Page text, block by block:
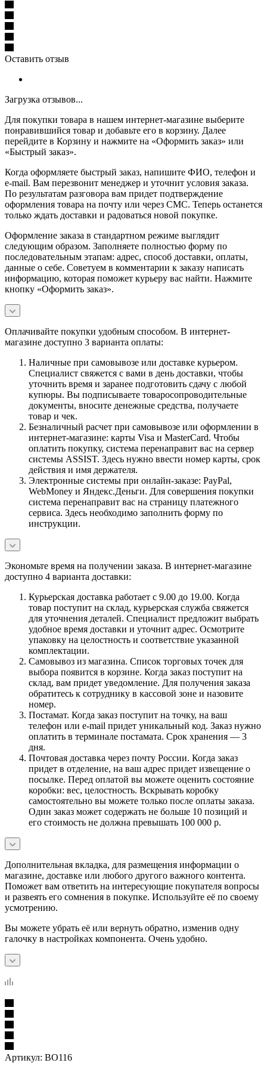
Оставить отзыв
Загрузка отзывов...
Для покупки товара в нашем интернет-магазине выберите
понравившийся товар и добавьте его в корзину. Далее
перейдите в Корзину и нажмите на «Оформить заказ» или
«Быстрый заказ».
Когда оформляете быстрый заказ, напишите ФИО, телефон и
e-mail. Вам перезвонит менеджер и уточнит условия заказа.
По результатам разговора вам придет подтверждение
оформления товара на почту или через СМС. Теперь останется
только ждать доставки и радоваться новой покупке.
Оформление заказа в стандартном режиме выглядит
следующим образом. Заполняете полностью форму по
последовательным этапам: адрес, способ доставки, оплаты,
данные о себе. Советуем в комментарии к заказу написать
информацию, которая поможет курьеру вас найти. Нажмите
кнопку «Оформить заказ».
Оплачивайте покупки удобным способом. В интернет-
магазине доступно 3 варианта оплаты:
Наличные при самовывозе или доставке курьером.
Специалист свяжется с вами в день доставки, чтобы
уточнить время и заранее подготовить сдачу с любой
купюры. Вы подписываете товаросопроводительные
документы, вносите денежные средства, получаете
товар и чек.
Безналичный расчет при самовывозе или оформлении в
интернет-магазине: карты Visa и MasterCard. Чтобы
оплатить покупку, система перенаправит вас на сервер
системы ASSIST. Здесь нужно ввести номер карты, срок
действия и имя держателя.
Электронные системы при онлайн-заказе: PayPal,
WebMoney и Яндекс.Деньги. Для совершения покупки
система перенаправит вас на страницу платежного
сервиса. Здесь необходимо заполнить форму по
инструкции.
Экономьте время на получении заказа. В интернет-магазине
доступно 4 варианта доставки:
Курьерская доставка работает с 9.00 до 19.00. Когда
товар поступит на склад, курьерская служба свяжется
для уточнения деталей. Специалист предложит выбрать
удобное время доставки и уточнит адрес. Осмотрите
упаковку на целостность и соответствие указанной
комплектации.
Самовывоз из магазина. Список торговых точек для
выбора появится в корзине. Когда заказ поступит на
склад, вам придет уведомление. Для получения заказа
обратитесь к сотруднику в кассовой зоне и назовите
номер.
Постамат. Когда заказ поступит на точку, на ваш
телефон или e-mail придет уникальный код. Заказ нужно
оплатить в терминале постамата. Срок хранения — 3
дня.
Почтовая доставка через почту России. Когда заказ
придет в отделение, на ваш адрес придет извещение о
посылке. Перед оплатой вы можете оценить состояние
коробки: вес, целостность. Вскрывать коробку
самостоятельно вы можете только после оплаты заказа.
Один заказ может содержать не больше 10 позиций и
его стоимость не должна превышать 100 000 р.
Дополнительная вкладка, для размещения информации о
магазине, доставке или любого другого важного контента.
Поможет вам ответить на интересующие покупателя вопросы
и развеять его сомнения в покупке. Используйте её по своему
усмотрению.
Вы можете убрать её или вернуть обратно, изменив одну
галочку в настройках компонента. Очень удобно.
Артикул: BO116